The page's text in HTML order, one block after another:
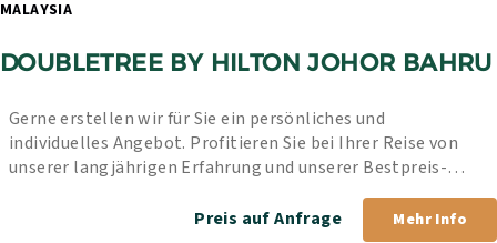
DOUBLETREE BY HILTON JOHOR BAHRU
Gerne erstellen wir für Sie ein persönliches und
individuelles Angebot. Profitieren Sie bei Ihrer Reise von
unserer langjährigen Erfahrung und unserer Bestpreis-
Preis auf Anfrage
Mehr Info